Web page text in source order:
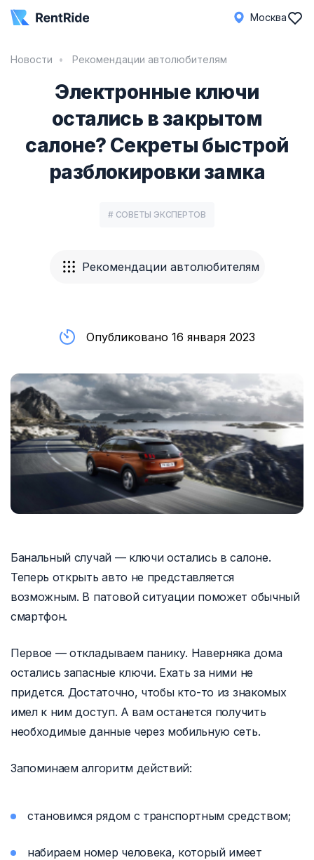
Москва
Новости Рекомендации автолюбителям
Электронные ключи
остались в закрытом
салоне? Секреты быстрой
разблокировки замка
# СОВЕТЫ ЭКСПЕРТОВ
Рекомендации автолюбителям
Опубликовано 16 января 2023
Банальный случай — ключи остались в салоне.
Теперь открыть авто не представляется
возможным. В патовой ситуации поможет обычный
смартфон.
Первое — откладываем панику. Наверняка дома
остались запасные ключи. Ехать за ними не
придется. Достаточно, чтобы кто-то из знакомых
имел к ним доступ. А вам останется получить
необходимые данные через мобильную сеть.
Запоминаем алгоритм действий:
становимся рядом с транспортным средством;
набираем номер человека, который имеет